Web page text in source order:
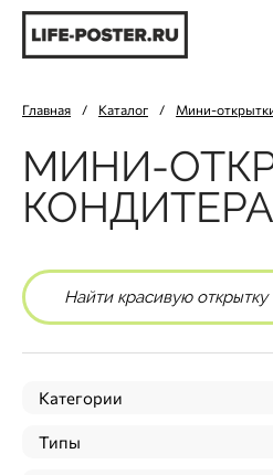
Главная / Каталог / Мини-
МИНИ-
Категории
Типы